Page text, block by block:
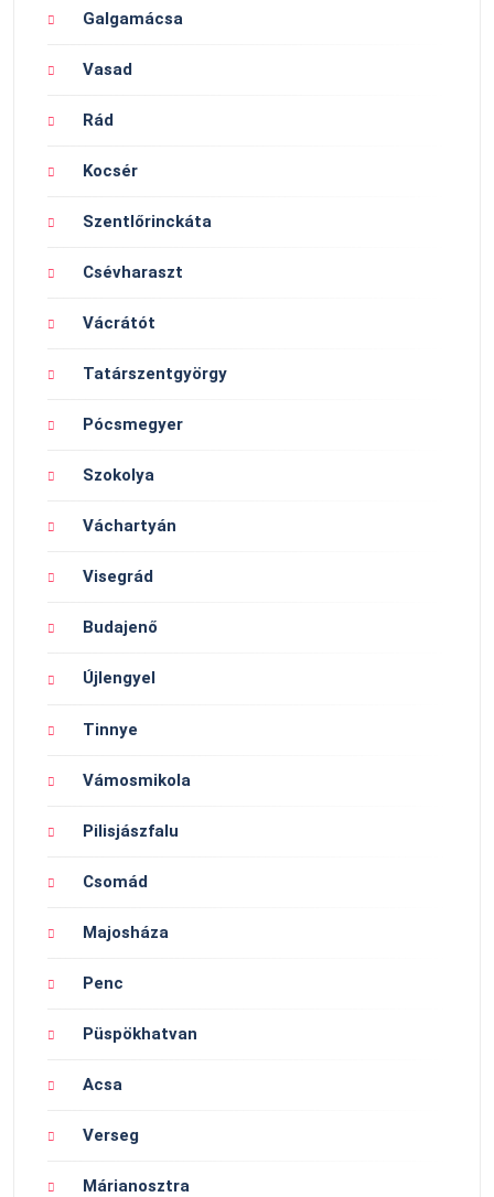
Galgamácsa
Vasad
Rád
Kocsér
Szentlőrinckáta
Csévharaszt
Vácrátót
Tatárszentgyörgy
Pócsmegyer
Szokolya
Váchartyán
Visegrád
Budajenő
Újlengyel
Tinnye
Vámosmikola
Pilisjászfalu
Csomád
Majosháza
Penc
Püspökhatvan
Acsa
Verseg
Márianosztra